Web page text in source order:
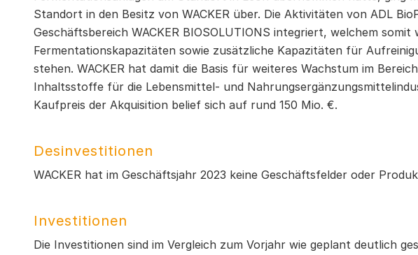
open submenu
open submenu
open submenu
Standort in den Besitz von WACKER über. Die Aktivitäten von ADL
Geschäftsbereich WACKER BIOSOLUTIONS integriert, welchem somit
Fermentationskapazitäten sowie zusätzliche Kapazitäten für
stehen. WACKER hat damit die Basis für weiteres Wachstum im
Inhaltsstoffe für die Lebensmittel- und
Kaufpreis der Akquisition belief sich auf rund 150 Mio. €.
Desinvestitionen
WACKER hat im Geschäftsjahr 2023 keine Geschäftsfelder oder
Investitionen
Die Investitionen sind im Vergleich zum Vorjahr wie geplant deutlich